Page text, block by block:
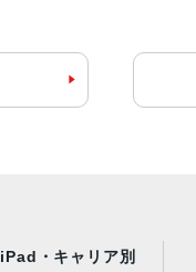
iPad・キャリア別